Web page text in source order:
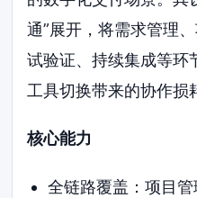
通”展开，将需求管理
试验证、持续集成等环
工具切换带来的协作损
核心能力
全链路覆盖：项目